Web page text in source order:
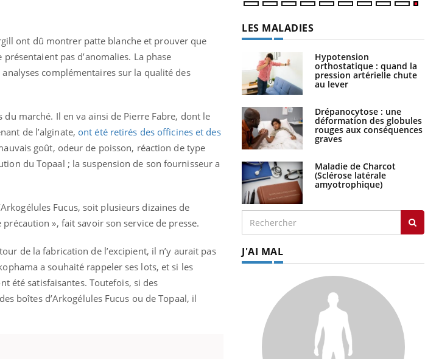
ont dû montrer patte blanche et prouver que
pas d’anomalies. La phase
complémentaires sur la qualité des
marché. Il en va ainsi de Pierre Fabre, dont le
de l’alginate, ont été retirés des officines et des
goût, odeur de poisson, réaction de type
du Topaal ; la suspension de son fournisseur a
Fucus, soit plusieurs dizaines de
», fait savoir son service de presse.
de la fabrication de l’excipient, il n’y aurait pas
a souhaité rappeler ses lots, et si les
été satisfaisantes. Toutefois, si des
boîtes d’Arkogélules Fucus ou de Topaal, il
LES MALADIES
Hypotension
orthostatique : quand la
pression artérielle chute
au lever
Drépanocytose : une
déformation des globules
rouges aux conséquences
graves
Maladie de Charcot
(Sclérose latérale
amyotrophique)
J'AI MAL